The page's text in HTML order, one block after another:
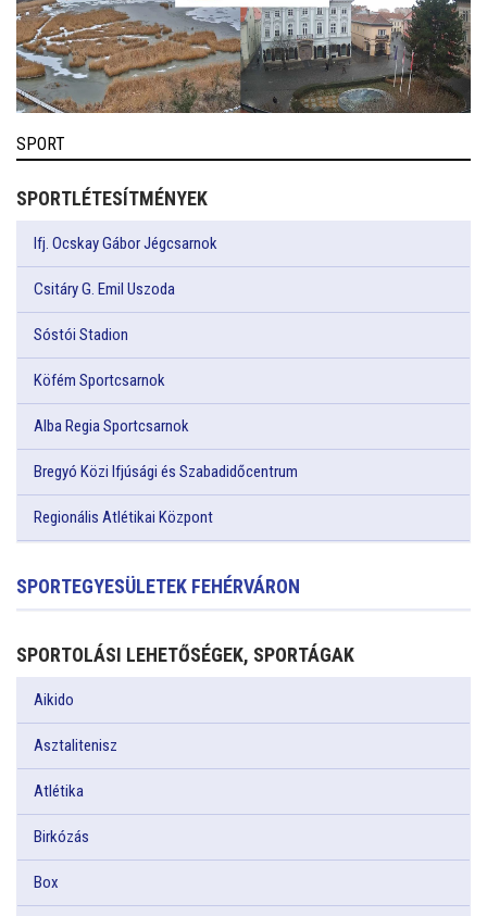
SPORT
SPORTLÉTESÍTMÉNYEK
Ifj. Ocskay Gábor Jégcsarnok
Csitáry G. Emil Uszoda
Sóstói Stadion
Köfém Sportcsarnok
Alba Regia Sportcsarnok
Bregyó Közi Ifjúsági és Szabadidőcentrum
Regionális Atlétikai Központ
SPORTEGYESÜLETEK FEHÉRVÁRON
SPORTOLÁSI LEHETŐSÉGEK, SPORTÁGAK
Aikido
Asztalitenisz
Atlétika
Birkózás
Box